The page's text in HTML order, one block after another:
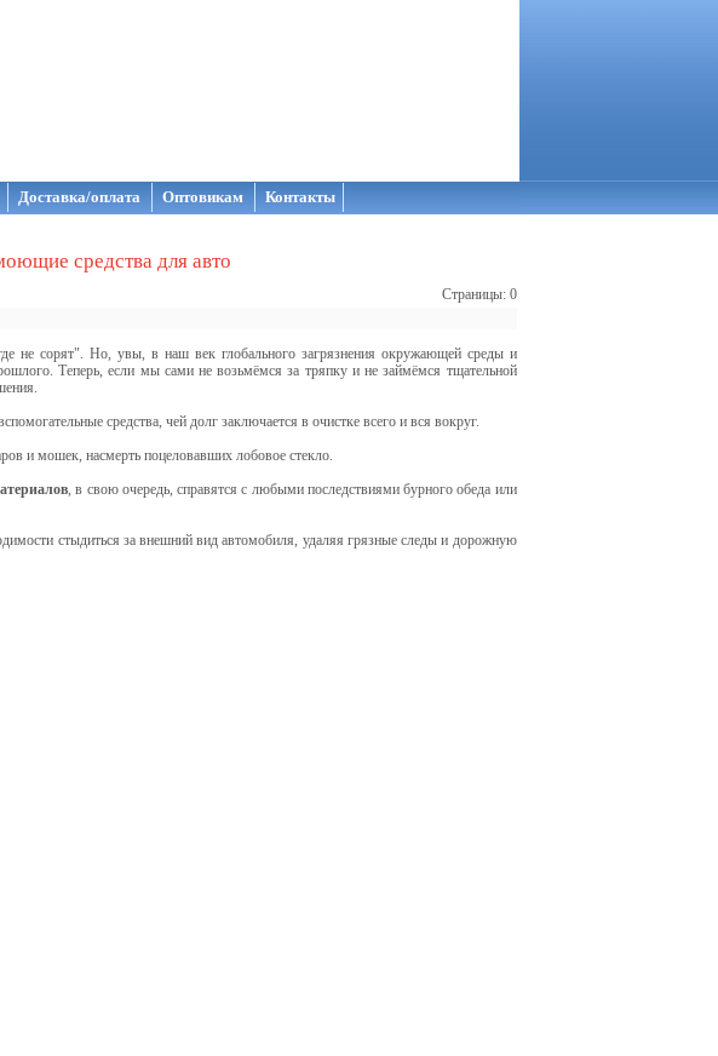
Доставка/оплата Оптовикам Контакты
средства для авто
Страницы: 0
не сорят". Но, увы, в наш век глобального загрязнения окружающей среды и
Теперь, если мы сами не возьмёмся за тряпку и не займёмся тщательной
средства, чей долг заключается в очистке всего и вся вокруг.
и мошек, насмерть поцеловавших лобовое стекло.
, в свою очередь, справятся с любыми последствиями бурного обеда или
стыдиться за внешний вид автомобиля, удаляя грязные следы и дорожную